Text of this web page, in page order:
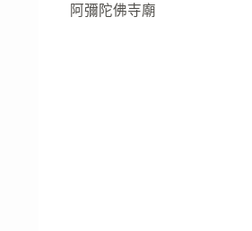
阿彌陀佛寺廟